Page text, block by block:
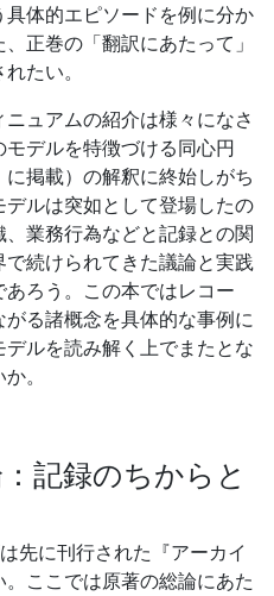
体的エピソードを例に分か
正巻の「翻訳にあたって」
たい。
ュアムの紹介は様々になさ
デルを特徴づける同心円
に掲載）の解釈に終始しがち
ルは突如として登場したの
業務行為などと記録との関
続けられてきた議論と実践
ろう。この本ではレコー
る諸概念を具体的な事例に
ルを読み解く上でまたとな
。
記録のちからと
先に刊行された『アーカイ
ここでは原著の総論にあた